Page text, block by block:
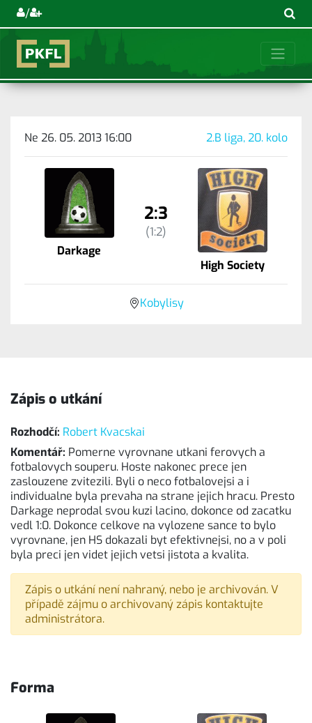
/
Ne 26. 05. 2013 16:00 2.B liga, 20. kolo
Darkage
2:3
(1:2)
High Society
Kobylisy
Zápis o utkání
Rozhodčí: Robert Kvacskai
Komentář: Pomerne vyrovnane utkani ferovych a
fotbalovych souperu. Hoste nakonec prece jen
zaslouzene zvitezili. Byli o neco fotbalovejsi a i
individualne byla prevaha na strane jejich hracu. Presto
Darkage neprodal svou kuzi lacino, dokonce od zacatku
vedl 1:0. Dokonce celkove na vylozene sance to bylo
vyrovnane, jen HS dokazali byt efektivnejsi, no a v poli
byla preci jen videt jejich vetsi jistota a kvalita.
Zápis o utkání není nahraný, nebo je archivován. V
případě zájmu o archivovaný zápis kontaktujte
administrátora.
Forma